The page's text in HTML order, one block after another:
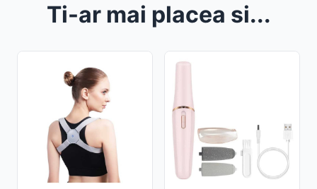
Ti-ar mai placea si...